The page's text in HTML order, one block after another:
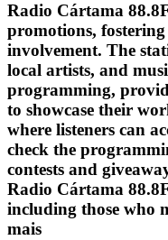
Radio Cártama
promotions,
involvement. The
local artists, and
programming,
to showcase their
where listeners can
check the
contests and
Radio Cártama
including those who
mais